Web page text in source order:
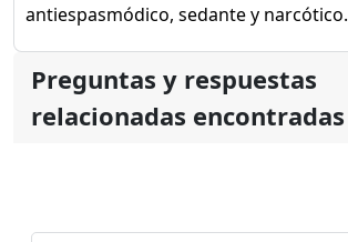
antiespasmódico, sedante y narcótico.
Preguntas y respuestas
relacionadas encontradas